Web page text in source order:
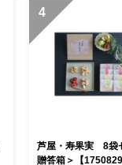
4
芦屋・寿果実 8袋
贈答箱＞【1750829